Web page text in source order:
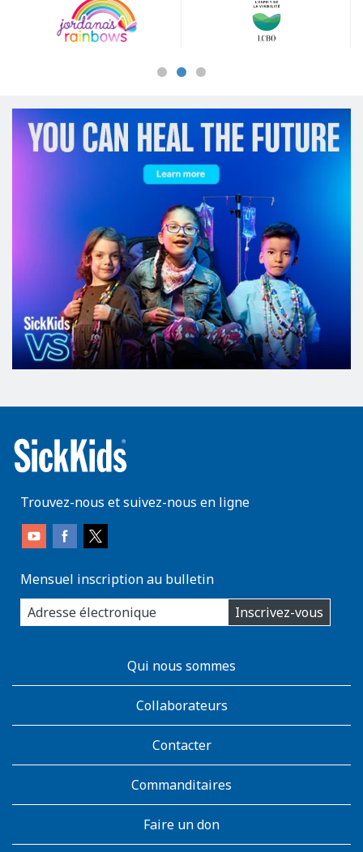
Sponsors
Trouvez-nous et suivez-nous en ligne
Mensuel inscription au bulletin
enter
you
email
Inscrivez-vous
AboutKidsHealthQui nous sommes
Collaborateurs
Contacter
Commanditaires
Faire un don